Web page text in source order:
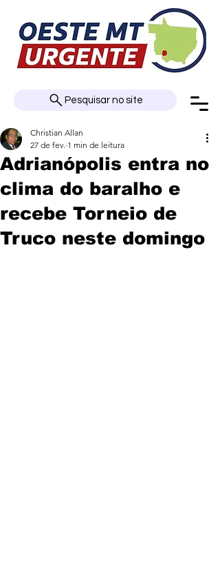
Pesquisar no site
Adrianópolis entra no
clima do baralho e
recebe Torneio de
Truco neste domingo
Christian Allan
27 de fev. 1 min de leitura